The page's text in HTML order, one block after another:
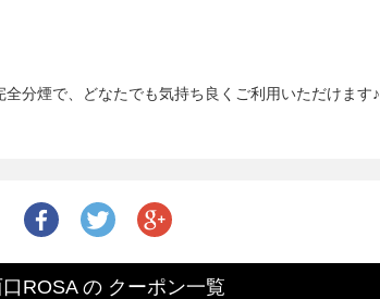
分煙で、どなたでも気持ち良くご利用いただけます♪
ROSA の クーポン一覧